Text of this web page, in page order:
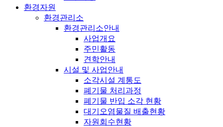
환경자원
환경관리소
환경관리소안내
사업개요
주민활동
견학안내
시설 및 사업안내
소각시설 계통도
폐기물 처리과정
폐기물 반입 소각 현황
대기오염물질 배출현황
자원회수현황